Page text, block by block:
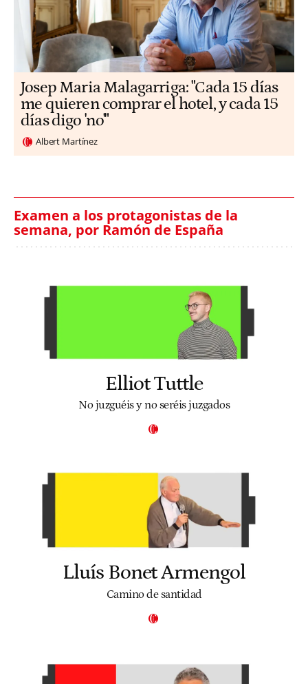
​​Josep Maria Malagarriga: "Cada 15 días
me quieren comprar el hotel, y cada 15
días digo 'no'"
Albert Martínez
Examen a los protagonistas de la
semana, por Ramón de España
Elliot Tuttle
No juzguéis y no seréis juzgados
Lluís Bonet Armengol
Camino de santidad